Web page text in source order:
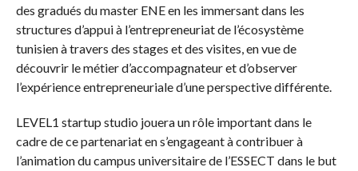
des gradués du master ENE en les immersant dans les
structures d’appui à l’entrepreneuriat de l’écosystème
tunisien à travers des stages et des visites, en vue de
découvrir le métier d’accompagnateur et d’observer
l’expérience entrepreneuriale d’une perspective différente.
LEVEL1 startup studio jouera un rôle important dans le
cadre de ce partenariat en s’engageant à contribuer à
l’animation du campus universitaire de l’ESSECT dans le but